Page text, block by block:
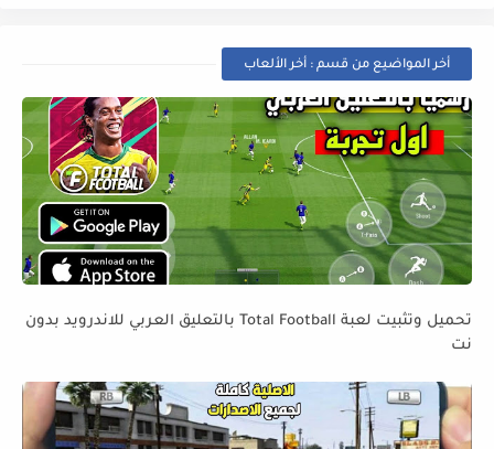
أخر المواضيع من قسم : أخر الألعاب
تحميل وتثبيت لعبة Total Football بالتعليق العربي للاندرويد بدون
نت